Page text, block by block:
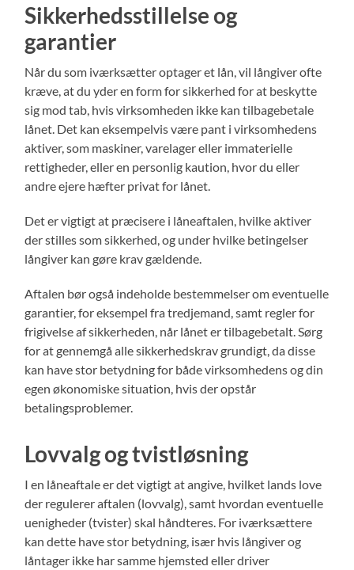
Sikkerhedsstillelse og
garantier
Når du som iværksætter optager et lån, vil långiver ofte
kræve, at du yder en form for sikkerhed for at beskytte
sig mod tab, hvis virksomheden ikke kan tilbagebetale
lånet. Det kan eksempelvis være pant i virksomhedens
aktiver, som maskiner, varelager eller immaterielle
rettigheder, eller en personlig kaution, hvor du eller
andre ejere hæfter privat for lånet.
Det er vigtigt at præcisere i låneaftalen, hvilke aktiver
der stilles som sikkerhed, og under hvilke betingelser
långiver kan gøre krav gældende.
Aftalen bør også indeholde bestemmelser om eventuelle
garantier, for eksempel fra tredjemand, samt regler for
frigivelse af sikkerheden, når lånet er tilbagebetalt. Sørg
for at gennemgå alle sikkerhedskrav grundigt, da disse
kan have stor betydning for både virksomhedens og din
egen økonomiske situation, hvis der opstår
betalingsproblemer.
Lovvalg og tvistløsning
I en låneaftale er det vigtigt at angive, hvilket lands love
der regulerer aftalen (lovvalg), samt hvordan eventuelle
uenigheder (tvister) skal håndteres. For iværksættere
kan dette have stor betydning, især hvis långiver og
låntager ikke har samme hjemsted eller driver